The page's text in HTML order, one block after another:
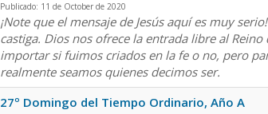
Publicado: 11 de October de 2020
¡Note que el mensaje de Jesús aquí es muy
castiga. Dios nos ofrece la entrada libre al
importar si fuimos criados en la fe o no, pero
realmente seamos quienes decimos ser.
27º Domingo del Tiempo Ordinario, Año A